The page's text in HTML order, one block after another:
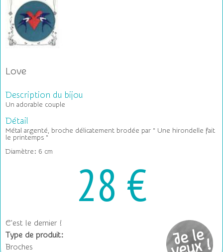
Love
Description du bijou
Un adorable couple
Détail
Métal argenté, broche délicatement brodée par " Une hirondelle fait
le printemps "
Diamètre: 6 cm
28 €
C'est le dernier !
Type de produit:
Broches